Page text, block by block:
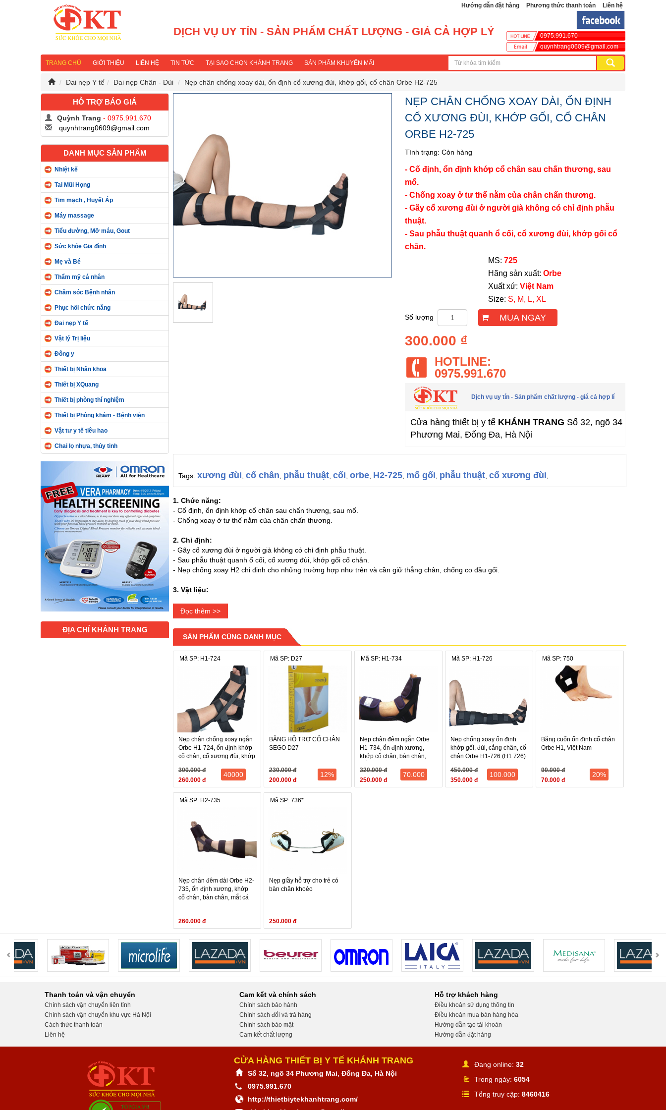
Hướng dẫn đặt hàng Phương thức thanh toán Liên hệ
DỊCH VỤ UY TÍN - SẢN PHẨM CHẤT LƯỢNG - GIÁ CẢ HỢP LÝ
0975.991.670
quynhtrang0609@gmail.com
TRANG CHỦ GIỚI THIỆU LIÊN HỆ TIN TỨC TẠI SAO CHỌN KHÁNH TRANG SẢN PHẨM KHUYẾN MÃI
Đai nẹp Y tế Đai nẹp Chân - Đùi Nẹp chân chống xoay dài, ổn định cổ xương đùi, khớp gối, cổ chân Orbe H2-725
HỖ TRỢ BÁO GIÁ
Quỳnh Trang - 0975.991.670
quynhtrang0609@gmail.com
DANH MỤC SẢN PHẨM
Nhiệt kế
Tai Mũi Họng
Tim mạch , Huyết Áp
Máy massage
Tiểu đường, Mỡ máu, Gout
Sức khỏe Gia đình
Mẹ và Bé
Thẩm mỹ cá nhân
Chăm sóc Bệnh nhân
Phục hồi chức năng
Đai nẹp Y tế
Vật lý Trị liệu
Đông y
Thiết bị Nhãn khoa
Thiết bị XQuang
Thiết bị phòng thí nghiệm
Thiết bị Phòng khám - Bệnh viện
Vật tư y tế tiêu hao
Chai lọ nhựa, thủy tinh
ĐỊA CHỈ KHÁNH TRANG
NẸP CHÂN CHỐNG XOAY DÀI, ỔN ĐỊNH
CỔ XƯƠNG ĐÙI, KHỚP GỐI, CỔ CHÂN
ORBE H2-725
Tình trạng: Còn hàng
- Cố định, ổn định khớp cổ chân sau chấn thương, sau
mổ.
- Chống xoay ở tư thế nằm của chân chấn thương.
- Gãy cổ xương đùi ở người già không có chỉ định phẫu
thuật.
- Sau phẫu thuật quanh ổ cối, cổ xương đùi, khớp gối cổ
chân.
MS: 725
Hãng sản xuất: Orbe
Xuất xứ: Việt Nam
Size: S, M, L, XL
Số lượng MUA NGAY
300.000 ₫
HOTLINE:
0975.991.670
Dịch vụ uy tín - Sản phẩm chất lượng - giá cả hợp lí
Cửa hàng thiết bị y tế KHÁNH TRANG Số 32, ngõ 34
Phương Mai, Đống Đa, Hà Nội
Tags: xương đùi, cổ chân, phẫu thuật, cối, orbe, H2-725, mổ gối, phẫu thuật, cổ xương đùi,
1. Chức năng:
- Cố định, ổn định khớp cổ chân sau chấn thương, sau mổ.
- Chống xoay ở tư thế nằm của chân chấn thương.
2. Chỉ định:
- Gãy cổ xương đùi ở người già không có chỉ định phẫu thuật.
- Sau phẫu thuật quanh ổ cối, cổ xương đùi, khớp gối cổ chân.
- Nẹp chống xoay H2 chỉ định cho những trường hợp như trên và cần giữ thẳng chân, chống co đầu gối.
3. Vật liệu:
- Khóa Velcro, nẹp hợp kim nhôm.
4. Bảo quản:
- Để nơi khô mát, có thể giặt bằng tay trong nước có xà phòng, phơi khô nơi thoáng. Không giặt và làm khô bằng máy.
5. Hướng dẫn sử dụng:
- Tư thế bệnh nhân: Ngồi hoặc nằm.
- Lấy nẹp ra khỏi túi, mở rộng hoàn toàn các dây đai, kiểm tra dây đai ở tư thế mở.
- Đeo, lắp nẹp nhẹ nhàng, tránh gây đau cho bệnh nhân tùy theo các tư thế. Cố định dây cổ chân trước, rồi lên trên, xuống dưới, cố định từng
nấc từ lỏng đến chặt (đủ chắc, không gây đau hay chèn ép).
- Kiểm tra cử động các khớp liền kề ở tư thế cho phép đối với từng tổn thương cụ thể theo chỉ định của bác sỹ chuyên khoa.
- Căn dặn bệnh nhân giữ tư thế cố định cần thiết, kiểm tra định kỳ thời hạn cố định cho từng thương tổn cụ thể theo chỉ định của bác sỹ chuyên
Đọc thêm >>
SẢN PHẨM CÙNG DANH MỤC
Mã SP: H1-724
Nẹp chân chống xoay ngắn
Orbe H1-724, ổn định khớp
cổ chân, cổ xương đùi, khớp
300.000 đ
260.000 đ
40000
Mã SP: D27
BĂNG HỖ TRỢ CỔ CHÂN
SEGO D27
230.000 đ
200.000 đ
12%
Mã SP: H1-734
Nẹp chân đêm ngắn Orbe
H1-734, ổn định xương,
khớp cổ chân, bàn chân,
320.000 đ
250.000 đ
70.000
Mã SP: H1-726
Nẹp chống xoay ổn định
khớp gối, đùi, cẳng chân, cổ
chân Orbe H1-726 (H1 726)
450.000 đ
350.000 đ
100.000
Mã SP: 750
Băng cuốn ổn định cổ chân
Orbe H1, Việt Nam
90.000 đ
70.000 đ
20%
Mã SP: H2-735
Nẹp chân đêm dài Orbe H2-
735, ổn định xương, khớp
cổ chân, bàn chân, mắt cá
260.000 đ
Mã SP: 736*
Nẹp giầy hỗ trợ cho trẻ có
bàn chân khoèo
250.000 đ
Thanh toán và vận chuyển
Chính sách vận chuyển liên tỉnh
Chính sách vận chuyển khu vực Hà Nội
Cách thức thanh toán
Liên hệ
Cam kết và chính sách
Chính sách bảo hành
Chính sách đổi và trả hàng
Chính sách bảo mật
Cam kết chất lượng
Hỗ trợ khách hàng
Điều khoản sử dụng thông tin
Điều khoản mua bán hàng hóa
Hướng dẫn tạo tài khoản
Hướng dẫn đặt hàng
CỬA HÀNG THIẾT BỊ Y TẾ KHÁNH TRANG
Số 32, ngõ 34 Phương Mai, Đống Đa, Hà Nội
0975.991.670
http://thietbiytekhanhtrang.com/
Đang online: 32
Trong ngày: 6054
Tổng truy cập: 8460416